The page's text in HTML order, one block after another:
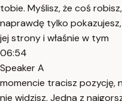
tobie. Myślisz, że coś
naprawdę tylko
jej strony i właśnie w tym
06:54
Speaker A
momencie tracisz pozycję,
nie widzisz. Jedna z